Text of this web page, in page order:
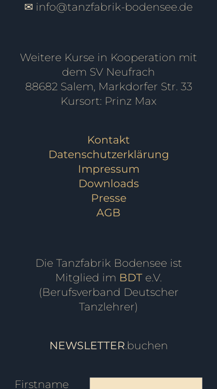
✉ info@tanzfabrik-bodensee.de
Weitere Kurse in Kooperation mit
dem SV Neufrach
88682 Salem, Markdorfer Str. 33
Kursort: Prinz Max
Kontakt
Datenschutzerklärung
Impressum
Downloads
Presse
AGB
Die Tanzfabrik Bodensee ist
Mitglied im BDT e.V.
(Berufsverband Deutscher
Tanzlehrer)
NEWSLETTER.buchen
Firstname